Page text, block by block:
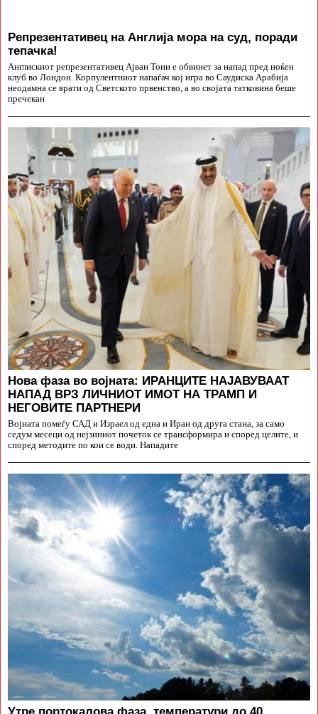
Репрезентативец на Англија мора на суд, поради
тепачка!
Англискиот репрезентативец Ајван Тони е обвинет за напад пред ноќен
клуб во Лондон. Корпулентниот напаѓач кој игра во Саудиска Арабија
неодамна се врати од Светското првенство, а во својата татковина беше
пречекан
Нова фаза во војната: ИРАНЦИТЕ НАЈАВУВААТ
НАПАД ВРЗ ЛИЧНИОТ ИМОТ НА ТРАМП И
НЕГОВИТЕ ПАРТНЕРИ
Војната помеѓу САД и Израел од една и Иран од друга стана, за само
седум месеци од нејзиниот почеток се трансформира и според целите, и
според методите по кои се води. Нападите
Утре портокалова фаза, температури до 40